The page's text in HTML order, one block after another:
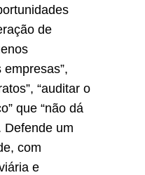
de
“auditar o
que “não dá
Defende um
com
e